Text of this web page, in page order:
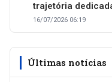
trajetória
16/07/2026 06:19
Últimas notícias